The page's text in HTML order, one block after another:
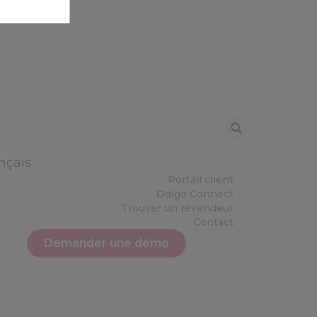
Portail client
Odigo Connect
Trouver un revendeur
Contact
Demander une démo